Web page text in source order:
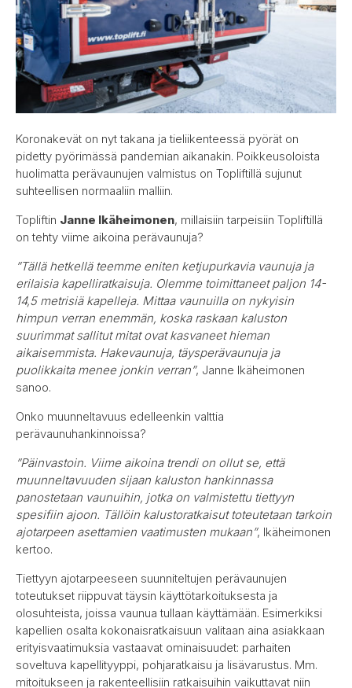
Koronakevät on nyt takana ja tieliikenteessä pyörät on
pidetty pyörimässä pandemian aikanakin. Poikkeusoloista
huolimatta perävaunujen valmistus on Topliftillä sujunut
suhteellisen normaaliin malliin.
Topliftin Janne Ikäheimonen, millaisiin tarpeisiin Topliftillä
on tehty viime aikoina perävaunuja?
”Tällä hetkellä teemme eniten ketjupurkavia vaunuja ja
erilaisia kapelliratkaisuja. Olemme toimittaneet paljon 14-
14,5 metrisiä kapelleja. Mittaa vaunuilla on nykyisin
himpun verran enemmän, koska raskaan kaluston
suurimmat sallitut mitat ovat kasvaneet hieman
aikaisemmista. Hakevaunuja, täysperävaunuja ja
puolikkaita menee jonkin verran”, Janne Ikäheimonen
sanoo.
Onko muunneltavuus edelleenkin valttia
perävaunuhankinnoissa?
”Päinvastoin. Viime aikoina trendi on ollut se, että
muunneltavuuden sijaan kaluston hankinnassa
panostetaan vaunuihin, jotka on valmistettu tiettyyn
spesifiin ajoon. Tällöin kalustoratkaisut toteutetaan tarkoin
ajotarpeen asettamien vaatimusten mukaan”, Ikäheimonen
kertoo.
Tiettyyn ajotarpeeseen suunniteltujen perävaunujen
toteutukset riippuvat täysin käyttötarkoituksesta ja
olosuhteista, joissa vaunua tullaan käyttämään. Esimerkiksi
kapellien osalta kokonaisratkaisuun valitaan aina asiakkaan
erityisvaatimuksia vastaavat ominaisuudet: parhaiten
soveltuva kapellityyppi, pohjaratkaisu ja lisävarustus. Mm.
mitoitukseen ja rakenteellisiin ratkaisuihin vaikuttavat niin